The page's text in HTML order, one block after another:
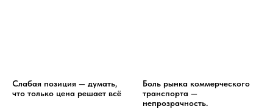
Слабая позиция — думать,
что только цена решает всё
Боль рынка коммерческого
транспорта —
непрозрачность.